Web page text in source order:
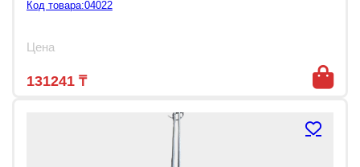
Код товара:04022
Цена
131241 ₸